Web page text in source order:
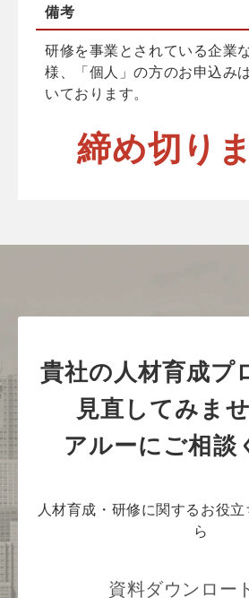
備考
研修を事業とされている企業
様、「個人」の方のお申込み
いております。
締め切り
貴社の人材育成プ
見直してみま
アルーにご相談
人材育成・研修に関するお役
ら
資料ダウンロー